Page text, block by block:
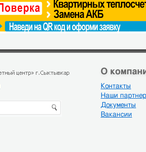
О
Контакты
Наши
Документы
Вакансии